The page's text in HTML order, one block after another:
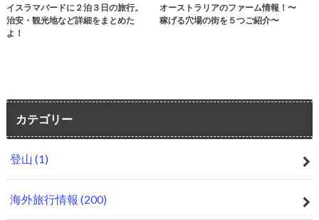
イスラマバードに２泊３日の旅行。
治安・観光地など詳細をまとめた
よ！
オーストラリアのファーム情報！〜
稼げる穴場の街を５つご紹介〜
カテゴリー
登山 (1)
海外旅行情報 (200)